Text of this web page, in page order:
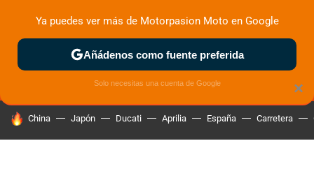
MENÚ NUEVO
ZONA DE PRUEBAS DEPORTIVAS MOTOS ELÉCTRICAS
HOY SE HABLA DE
China Japón Ducati Aprilia España Carretera
×
Ya puedes ver más de Motorpasion Moto en Google
Añádenos como fuente preferida
Solo necesitas una cuenta de Google